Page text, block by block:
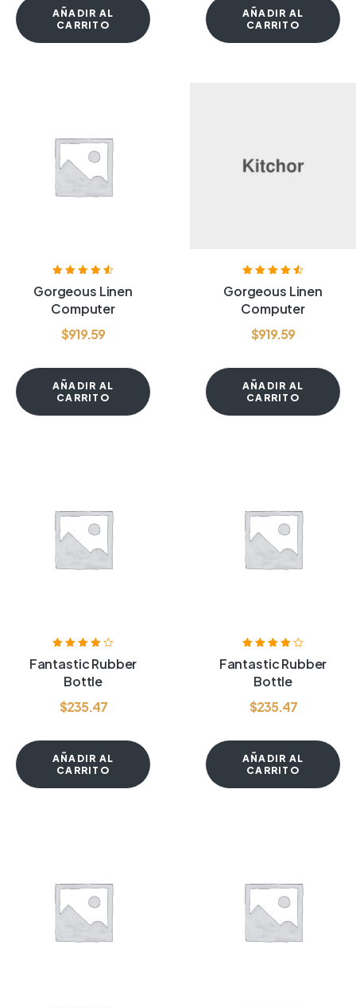
AÑADIR AL
CARRITO
AÑADIR AL
CARRITO
4.60de 5
Gorgeous Linen
Computer
$919.59
AÑADIR AL
CARRITO
4.60de 5
Gorgeous Linen
Computer
$919.59
AÑADIR AL
CARRITO
con4.00de
5
Fantastic Rubber
Bottle
$235.47
AÑADIR AL
CARRITO
con4.00de
5
Fantastic Rubber
Bottle
$235.47
AÑADIR AL
CARRITO